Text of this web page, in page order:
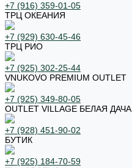
+7 (916) 359-01-05
ТРЦ ОКЕАНИЯ
+7 (929) 630-45-46
ТРЦ РИО
+7 (925) 302-25-44
VNUKOVO PREMIUM OUTLET
+7 (925) 349-80-05
OUTLET VILLAGE БЕЛАЯ ДАЧА
+7 (928) 451-90-02
БУТИК
+7 (925) 184-70-59